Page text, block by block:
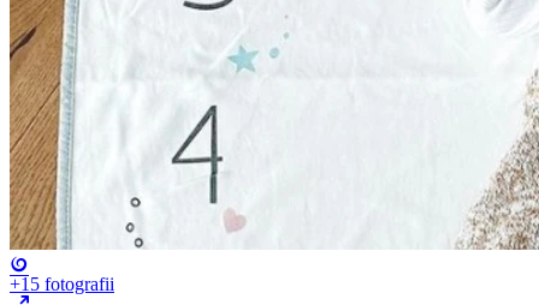
+15 fotografii